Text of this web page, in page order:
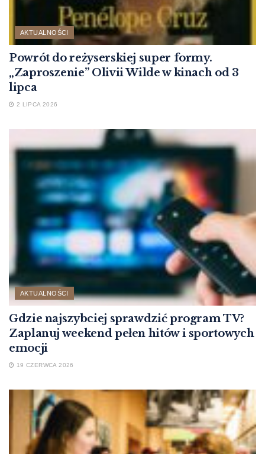
AKTUALNOŚCI
Powrót do reżyserskiej super formy.
„Zaproszenie” Olivii Wilde w kinach od 3
lipca
2 LIPCA 2026
AKTUALNOŚCI
Gdzie najszybciej sprawdzić program TV?
Zaplanuj weekend pełen hitów i sportowych
emocji
19 CZERWCA 2026